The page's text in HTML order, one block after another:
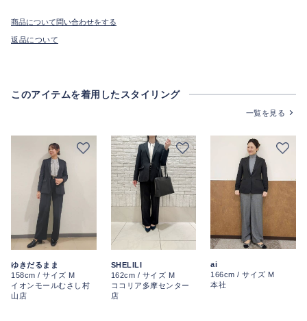
商品について問い合わせをする
返品について
このアイテムを着用したスタイリング
一覧を見る
ゆきだるまま
158cm / サイズ M
イオンモールむさし村
山店
SHELILI
162cm / サイズ M
ココリア多摩センター
店
ai
166cm / サイズ M
本社